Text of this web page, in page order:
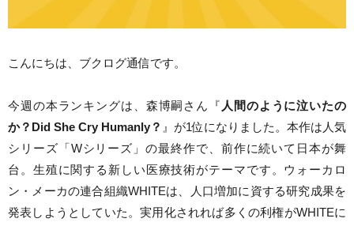
こんにちは、ブクログ通信です。
今週の本ランキングは、森博嗣さん『 人間のように泣いたの
か？Did She Cry Humanly？ 』が1位になりました。本作は人気
シリーズ「Wシリーズ」の最終作で、前作に続いて日本が舞
台。生殖に関する新しい医療技術がテーマです。ウォーカロ
ン・メーカの連合組織WHITEは、人口増加に資する研究成果を
発表しようとしていた。実用化されれば多くの利権がWHITEに